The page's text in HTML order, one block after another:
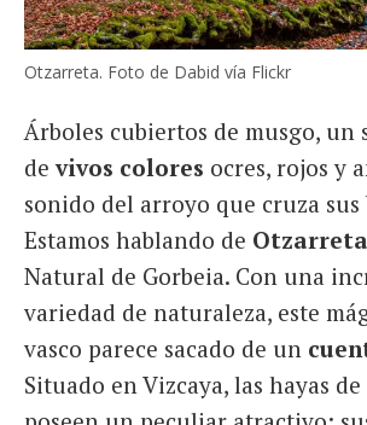
Otzarreta. Foto de Dabid vía Flickr
Árboles cubiertos de musgo, un
devivos colores ocres, rojos y
sonido del arroyo que cruza sus
Estamos hablando de Otzarreta
Natural de Gorbeia. Con una
variedad de naturaleza, este
vasco parece sacado de un
Situado en Vizcaya, las hayas